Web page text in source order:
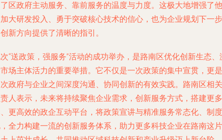
区政府主动服务、靠前服务的温度与力度。这极大地增强了他
大研发投入、勇于突破核心技术的信心，也为企业规划下一步
新方向提供了清晰的指引。
“送政策，强服务”活动的成功举办，是路南区优化创新生态、
场主体活力的重要举措。它不仅是一次政策的集中宣贯，更是
政府与企业之间深度沟通、协同创新的有效实践。路南区相关
人表示，未来将持续聚焦企业需求，创新服务方式，搭建更多
更高效的政企互动平台，将政策宣讲与精准服务常态化、制度
全力构建一流的创新服务体系，助力更多科技企业在路南这片